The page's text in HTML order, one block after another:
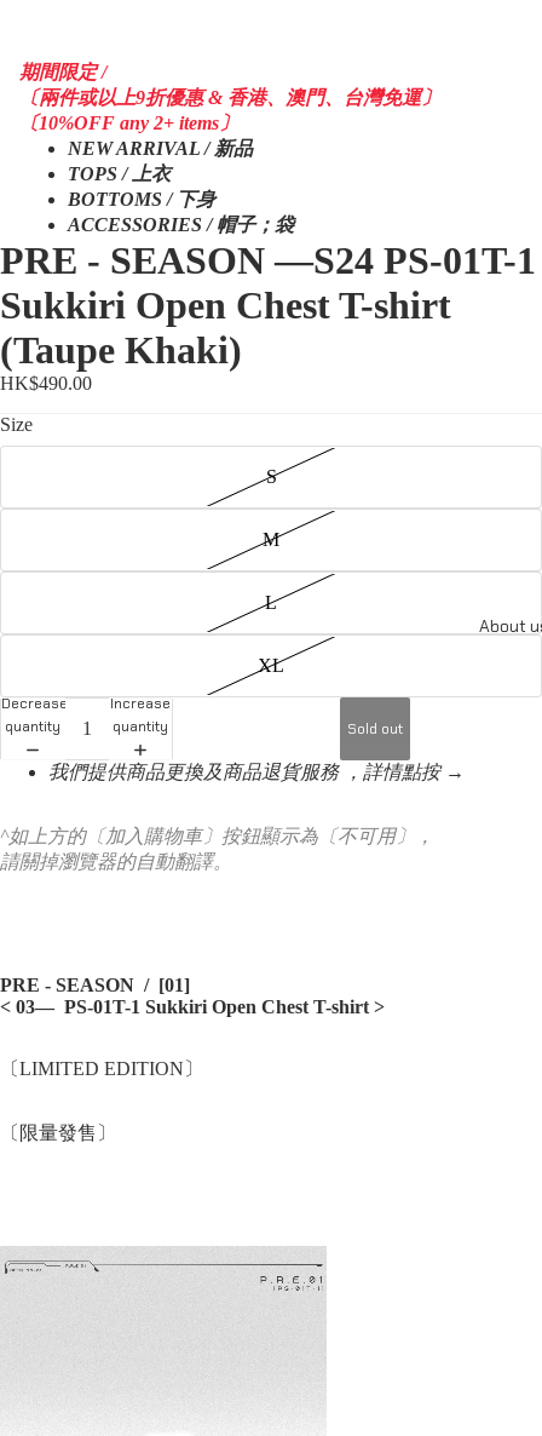
About
期間限定 /
〔兩件或以上9折優惠 & 香港、澳門、台灣免運〕
〔10%OFF any 2+ items〕
NEW ARRIVAL / 新品
TOPS / 上衣
BOTTOMS / 下身
ACCESSORIES / 帽子；袋
PRE - SEASON —S24 PS-01T-1
Sukkiri Open Chest T-shirt
(Taupe Khaki)
HK$490.00
Size
S
M
L
XL
Decrease
quantity
Increase
quantity
Sold out
我們提供商品更換及商品退貨服務 ，詳情點按 →
^如上方的〔加入購物車〕按鈕顯示為〔不可用〕，
請關掉瀏覽器的自動翻譯。
PRE - SEASON / [01]
< 03— PS-01T-1 Sukkiri Open Chest T-shirt >
〔LIMITED EDITION〕
〔限量發售〕